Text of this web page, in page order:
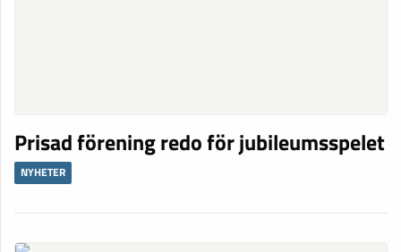
Prisad förening redo för jubileumsspelet
NYHETER